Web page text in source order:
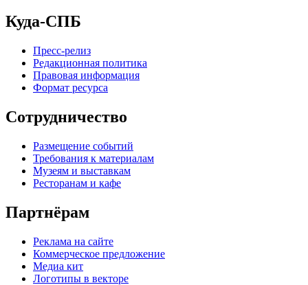
Куда-СПБ
Пресс-релиз
Редакционная политика
Правовая информация
Формат ресурса
Сотрудничество
Размещение событий
Требования к материалам
Музеям и выставкам
Ресторанам и кафе
Партнёрам
Реклама на сайте
Коммерческое предложение
Медиа кит
Логотипы в векторе